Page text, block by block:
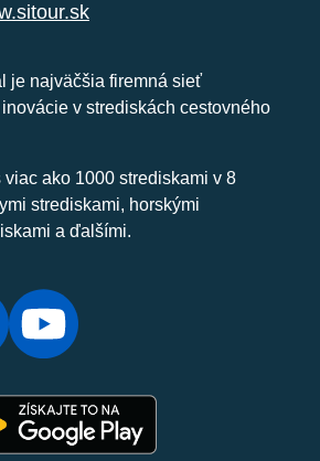
je najväčšia firemná sieť
v strediskách cestovného
ako 1000 strediskami v 8
strediskami, horskými
a ďalšími.